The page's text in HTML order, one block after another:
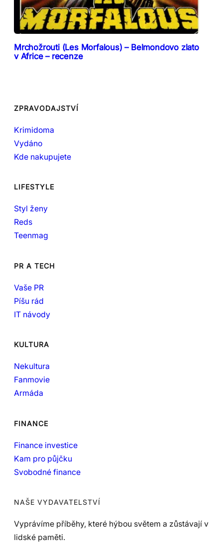
Mrchožrouti (Les Morfalous) – Belmondovo zlato
v Africe – recenze
ZPRAVODAJSTVÍ
Krimidoma
Vydáno
Kde nakupujete
LIFESTYLE
Styl ženy
Reds
Teenmag
PR A TECH
Vaše PR
Píšu rád
IT návody
KULTURA
Nekultura
Fanmovie
Armáda
FINANCE
Finance investice
Kam pro půjčku
Svobodné finance
NAŠE VYDAVATELSTVÍ
Vyprávíme příběhy, které hýbou světem a zůstávají v
lidské paměti.